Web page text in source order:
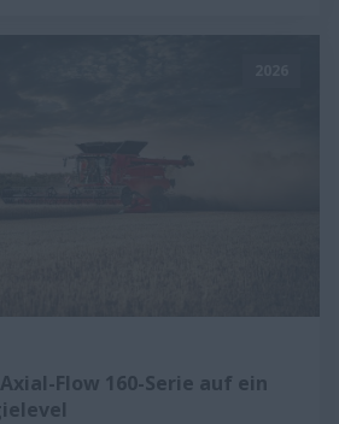
Flow 160-Serie auf ein